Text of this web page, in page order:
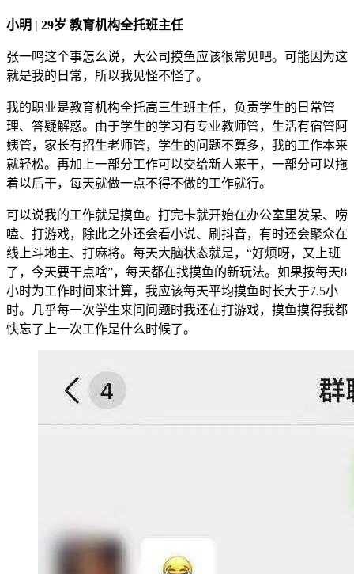
小明 | 29岁 教育机构全托班主任
张一鸣这个事怎么说，大公司摸鱼应该很常见吧。可能因为这
就是我的日常，所以我见怪不怪了。
我的职业是教育机构全托高三生班主任，负责学生的日常管
理、答疑解惑。由于学生的学习有专业教师管，生活有宿管阿
姨管，家长有招生老师管，学生的问题不算多，我的工作本来
就轻松。再加上一部分工作可以交给新人来干，一部分可以拖
着以后干，每天就做一点不得不做的工作就行。
可以说我的工作就是摸鱼。打完卡就开始在办公室里发呆、唠
嗑、打游戏，除此之外还会看小说、刷抖音，有时还会聚众在
线上斗地主、打麻将。每天大脑状态就是，“好烦呀，又上班
了，今天要干点啥”，每天都在找摸鱼的新玩法。如果按每天8
小时为工作时间来计算，我应该每天平均摸鱼时长大于7.5小
时。几乎每一次学生来问问题时我还在打游戏，摸鱼摸得我都
快忘了上一次工作是什么时候了。